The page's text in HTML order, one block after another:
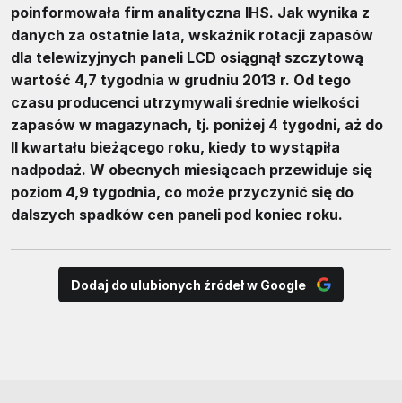
poinformowała firm analityczna IHS. Jak wynika z
danych za ostatnie lata, wskaźnik rotacji zapasów
dla telewizyjnych paneli LCD osiągnął szczytową
wartość 4,7 tygodnia w grudniu 2013 r. Od tego
czasu producenci utrzymywali średnie wielkości
zapasów w magazynach, tj. poniżej 4 tygodni, aż do
II kwartału bieżącego roku, kiedy to wystąpiła
nadpodaż. W obecnych miesiącach przewiduje się
poziom 4,9 tygodnia, co może przyczynić się do
dalszych spadków cen paneli pod koniec roku.
Dodaj do ulubionych źródeł w Google